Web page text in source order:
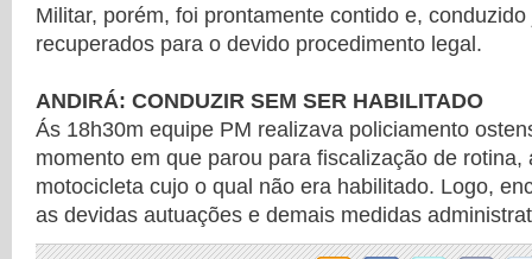
Militar, porém, foi prontamente contido e,
recuperados para o devido procedimento legal.
ANDIRÁ: CONDUZIR SEM SER HABILITADO
Ás 18h30m equipe PM realizava policiamento
momento em que parou para fiscalização de rotina,
motocicleta cujo o qual não era habilitado. Logo,
as devidas autuações e demais medidas